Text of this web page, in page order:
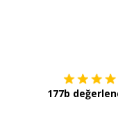
177b